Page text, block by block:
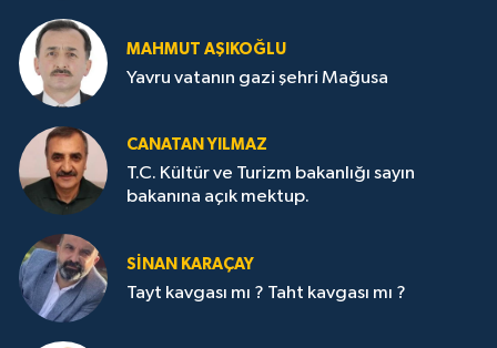
MAHMUT AŞIKOĞLU
Yavru vatanın gazi şehri Mağusa
CANATAN YILMAZ
T.C. Kültür ve Turizm bakanlığı sayın
bakanına açık mektup.
SİNAN KARAÇAY
Tayt kavgası mı ? Taht kavgası mı ?